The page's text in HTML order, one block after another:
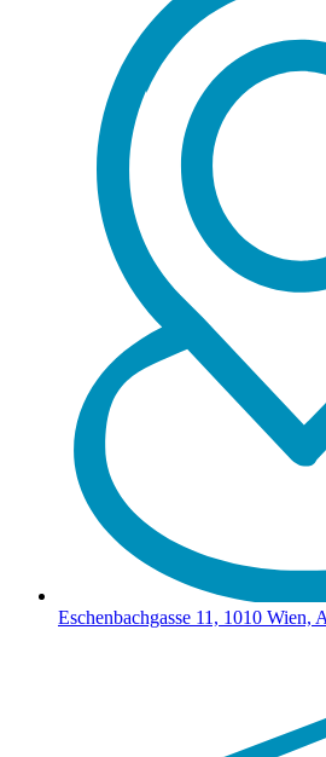
Eschenbachgasse 11, 1010 Wien,